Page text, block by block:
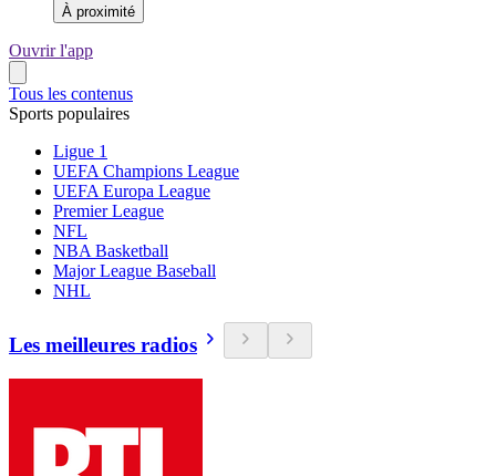
À proximité
Ouvrir l'app
Tous les contenus
Sports populaires
Ligue 1
UEFA Champions League
UEFA Europa League
Premier League
NFL
NBA Basketball
Major League Baseball
NHL
Les meilleures radios